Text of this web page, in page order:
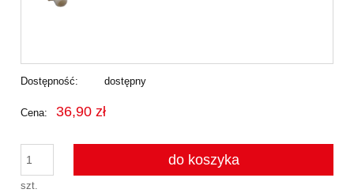
Dostępność: dostępny
Cena: 36,90 zł
szt.
do koszyka